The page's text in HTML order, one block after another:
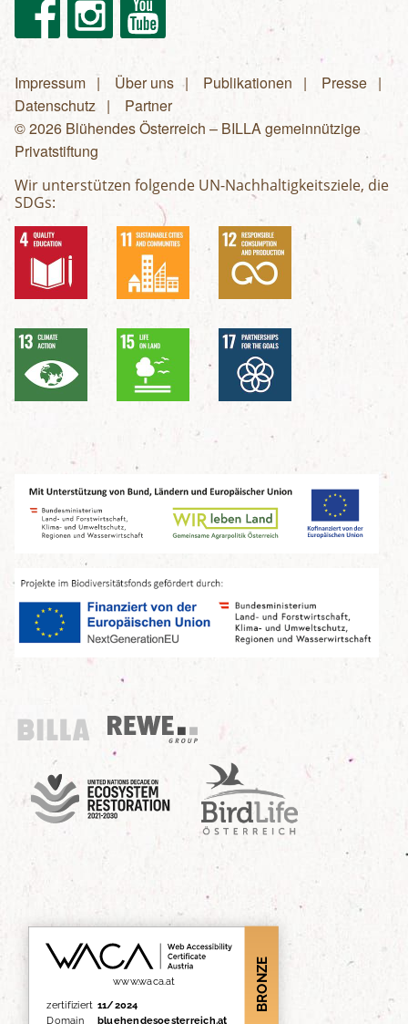
Fußzeilenmenü
Impressum Über uns Publikationen
Presse
Datenschutz
Partner
© 2026 Blühendes Österreich – BILLA gemeinnützige
Privatstiftung
Wir unterstützen folgende UN-Nachhaltigkeitsziele, die
SDGs:
Billa
REWE Group
UN Decade
Birdlife